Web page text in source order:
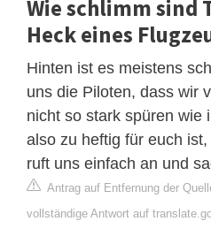
Wie schlimm sind
Heck eines
Hinten ist es meistens
uns die Piloten, dass wir
nicht so stark spüren wie
also zu heftig für euch
ruft uns einfach an und
Antrag auf Entfernung der
vollständige Antwort auf